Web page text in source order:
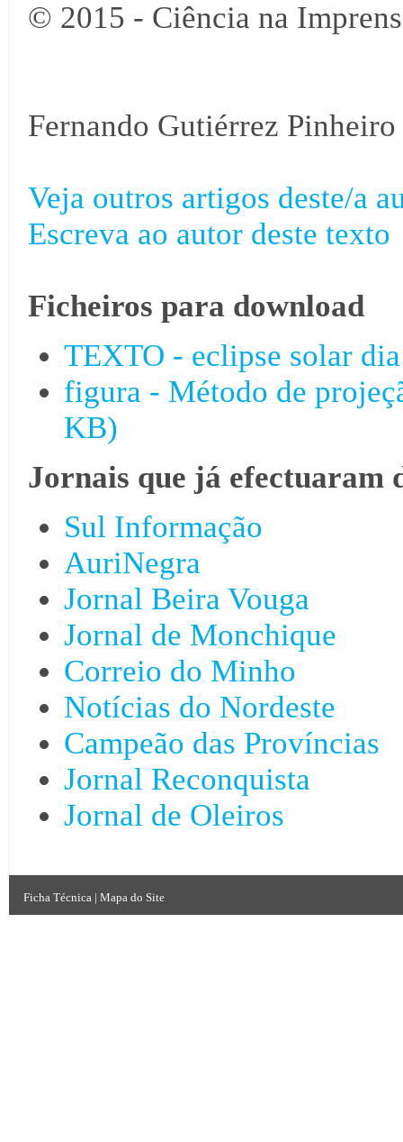
© 2015 - Ciência na
Fernando Gutiérrez Pinheiro
Veja outros artigos deste/a
Escreva ao autor deste texto
Ficheiros para download
TEXTO - eclipse solar
figura - Método de
KB)
Jornais que já efectuaram
Sul Informação
AuriNegra
Jornal Beira Vouga
Jornal de Monchique
Correio do Minho
Notícias do Nordeste
Campeão das Províncias
Jornal Reconquista
Jornal de Oleiros
Ficha Técnica | Mapa do Site